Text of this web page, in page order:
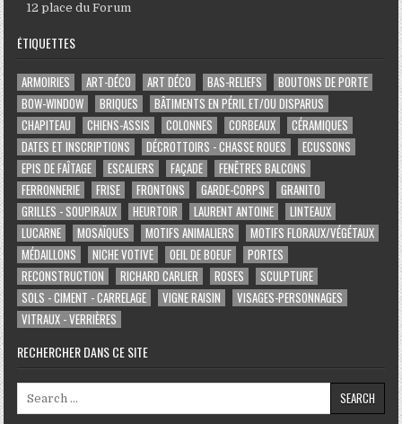
12 place du Forum
ÉTIQUETTES
ARMOIRIES ART-DÉCO ART DÉCO BAS-RELIEFS
BOUTONS DE PORTE
BOW-WINDOW
BRIQUES
BÂTIMENTS EN PÉRIL ET/OU DISPARUS
CHAPITEAU
CHIENS-ASSIS COLONNES CORBEAUX
CÉRAMIQUES
DATES ET INSCRIPTIONS
DÉCROTTOIRS - CHASSE ROUES
ECUSSONS
EPIS DE FAÎTAGE
ESCALIERS FAÇADE
FENÊTRES BALCONS
FERRONNERIE
FRISE FRONTONS GARDE-CORPS
GRANITO
GRILLES - SOUPIRAUX
HEURTOIR LAURENT ANTOINE
LINTEAUX
LUCARNE
MOSAÏQUES MOTIFS ANIMALIERS
MOTIFS FLORAUX/VÉGÉTAUX
MÉDAILLONS
NICHE VOTIVE OEIL DE BOEUF
PORTES
RECONSTRUCTION
RICHARD CARLIER ROSES
SCULPTURE
SOLS - CIMENT - CARRELAGE
VIGNE RAISIN
VISAGES-PERSONNAGES
VITRAUX - VERRIÈRES
RECHERCHER DANS CE SITE
Search for: